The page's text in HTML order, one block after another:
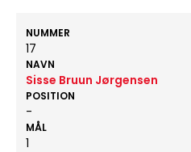
NUMMER
17
NAVN
Sisse Bruun Jørgensen
POSITION
-
MÅL
1